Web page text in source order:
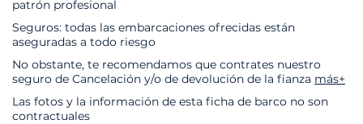
patrón profesional
Seguros: todas las embarcaciones ofrecidas están
aseguradas a todo riesgo
No obstante, te recomendamos que contrates nuestro
seguro de Cancelación y/o de devolución de la fianza más+
Las fotos y la información de esta ficha de barco no son
contractuales